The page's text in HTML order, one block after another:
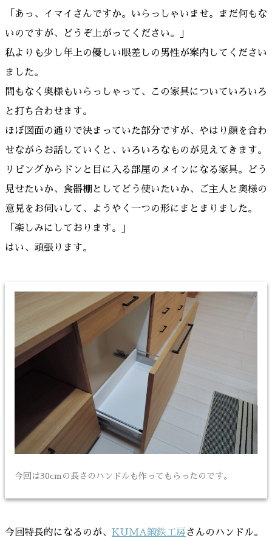
「あっ、イマイさんですか。いらっしゃいませ。まだ何もな
いのですが、どうぞ上がってください。」
私よりも少し年上の優しい眼差しの男性が案内してください
ました。
間もなく奥様もいらっしゃって、この家具についていろいろ
と打ち合わせます。
ほぼ図面の通りで決まっていた部分ですが、やはり顔を合わ
せながらお話していくと、いろいろなものが見えてきます。
リビングからドンと目に入る部屋のメインになる家具。どう
見せたいか、食器棚としてどう使いたいか、ご主人と奥様の
意見をお伺いして、ようやく一つの形にまとまりました。
「楽しみにしております。」
はい、頑張ります。
今回は30cmの長さのハンドルも作ってもらったのです。
今回特長的になるのが、 KUMA鍛鉄工房さんのハンドル。